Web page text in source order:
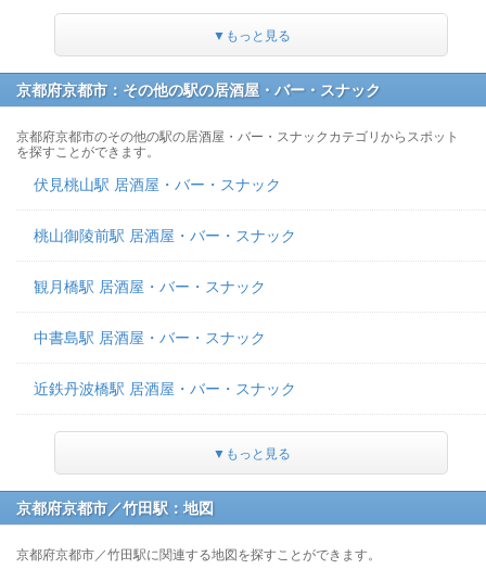
▼もっと見る
京都府京都市：その他の駅の居酒屋・バー・スナック
京都府京都市のその他の駅の居酒屋・バー・スナックカテゴリからスポット
を探すことができます。
伏見桃山駅 居酒屋・バー・スナック
桃山御陵前駅 居酒屋・バー・スナック
観月橋駅 居酒屋・バー・スナック
中書島駅 居酒屋・バー・スナック
近鉄丹波橋駅 居酒屋・バー・スナック
▼もっと見る
京都府京都市／竹田駅：地図
京都府京都市／竹田駅に関連する地図を探すことができます。